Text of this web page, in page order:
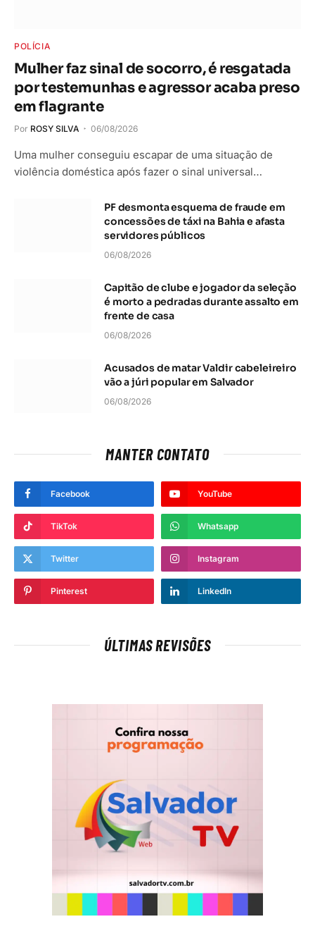
POLÍCIA
Mulher faz sinal de socorro, é resgatada
por testemunhas e agressor acaba preso
em flagrante
Por ROSY SILVA 06/08/2026
Uma mulher conseguiu escapar de uma situação de
violência doméstica após fazer o sinal universal…
PF desmonta esquema de fraude em
concessões de táxi na Bahia e afasta
servidores públicos
06/08/2026
Capitão de clube e jogador da seleção
é morto a pedradas durante assalto em
frente de casa
06/08/2026
Acusados de matar Valdir cabeleireiro
vão a júri popular em Salvador
06/08/2026
MANTER CONTATO
Facebook YouTube
TikTok Whatsapp
Twitter Instagram
Pinterest LinkedIn
ÚLTIMAS REVISÕES